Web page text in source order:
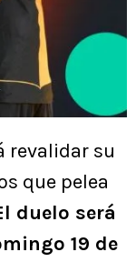
revalidar su
que pelea
duelo será
19 de